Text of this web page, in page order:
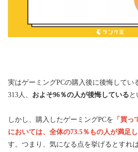
実はゲーミングPCの購入後に後悔してい
313人、 およそ96％の人が後悔している と
しかし、購入したゲーミングPCを 「買
においては、全体の73.5％もの人が満足
す。つまり、気になる点を挙げるとすれ